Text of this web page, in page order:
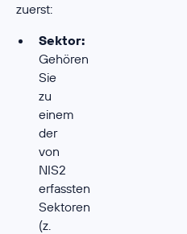
zuerst:
Sektor:
Gehören
Sie
zu
einem
der
von
NIS2
erfassten
Sektoren
(z.